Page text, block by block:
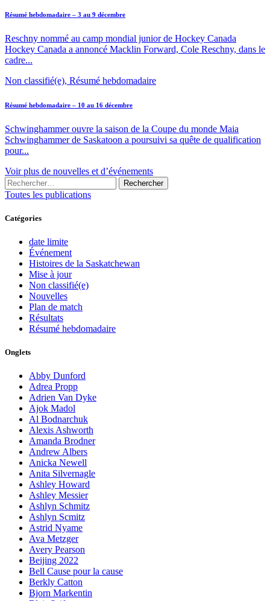
Résumé hebdomadaire – 3 au 9 décembre
Reschny nommé au camp mondial junior de Hockey Canada
Hockey Canada a annoncé Macklin Forward, Cole Reschny, dans le
cadre...
Non classifié(e), Résumé hebdomadaire
Résumé hebdomadaire – 10 au 16 décembre
Schwinghammer ouvre la saison de la Coupe du monde Maia
Schwinghammer de Saskatoon a poursuivi sa quête de qualification
pour...
Voir plus de nouvelles et d’événements
Rechercher :
Toutes les publications
Catégories
date limite
Événement
Histoires de la Saskatchewan
Mise à jour
Non classifié(e)
Nouvelles
Plan de match
Résultats
Résumé hebdomadaire
Onglets
Abby Dunford
Adrea Propp
Adrien Van Dyke
Ajok Madol
Al Bodnarchuk
Alexis Ashworth
Amanda Brodner
Andrew Albers
Anicka Newell
Anita Silvernagle
Ashley Howard
Ashley Messier
Ashlyn Schmitz
Ashlyn Scmitz
Astrid Nyame
Ava Metzger
Avery Pearson
Beijing 2022
Bell Cause pour la cause
Berkly Catton
Bjorn Markentin